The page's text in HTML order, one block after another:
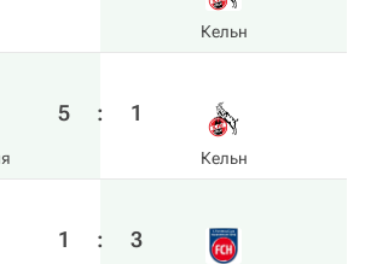
Кельн
5 : 1
Кельн
1 : 3